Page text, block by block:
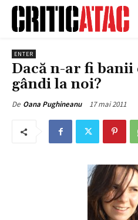
ENTER
Dacă n-ar fi
gândi la noi?
De Oana Pughineanu 17 mai 2011